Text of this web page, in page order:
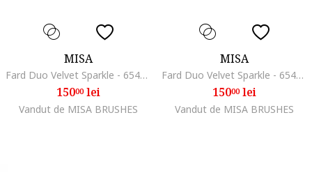
MISA
Fard Duo Velvet Sparkle - 65487, Dune
15000lei
Vandut de MISA BRUSHES
MISA
Fard Duo Velvet Sparkle - 65487, Glow
15000lei
Vandut de MISA BRUSHES